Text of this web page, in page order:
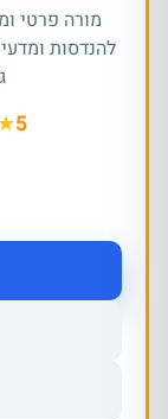
מורה פרטי
5